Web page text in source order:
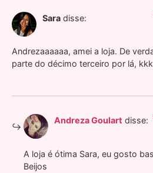
Sara disse:
Andrezaaaaaa, amei a loja. De
parte do décimo terceiro por lá,
Andreza Goulart disse:
A loja é ótima Sara, eu gosto
Beijos